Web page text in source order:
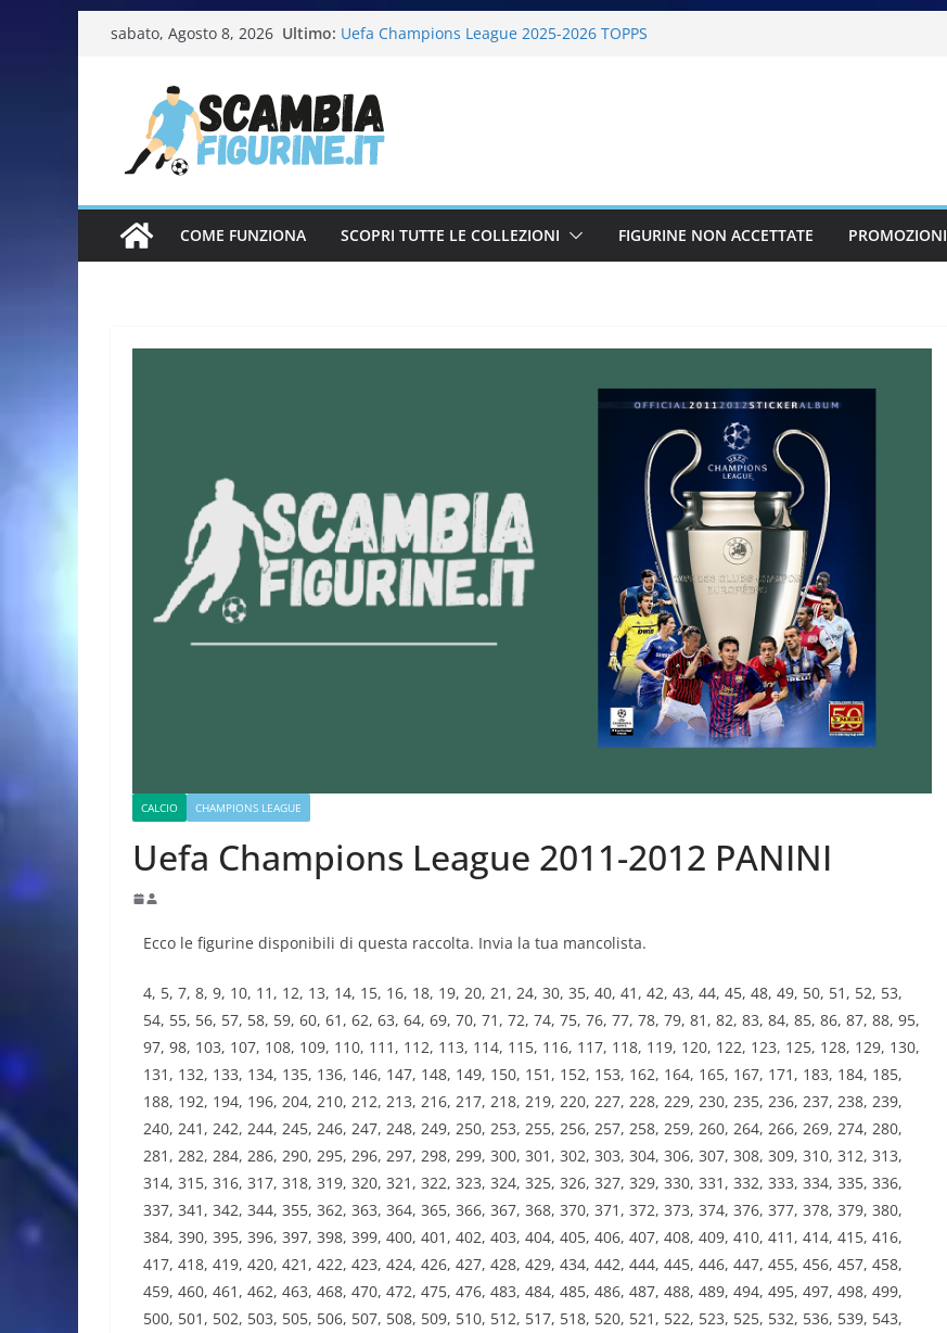
sabato, Agosto 8, 2026 Ultimo: Uefa Champions League 2025-2026 TOPPS
Calciatrici 2025-2026 PANINI
Calciatori Serie B BKT 2025-2026 PANINI
COME FUNZIONA SCOPRI TUTTE LE COLLEZIONI FIGURINE NON ACCETTATE PROMOZIONI
CALCIO CHAMPIONS LEAGUE
Uefa Champions League 2011-2012 PANINI
Ecco le figurine disponibili di questa raccolta. Invia la tua mancolista.
4, 5, 7, 8, 9, 10, 11, 12, 13, 14, 15, 16, 18, 19, 20, 21, 24, 30, 35, 40, 41, 42, 43, 44, 45, 48, 49, 50, 51, 52, 53,
54, 55, 56, 57, 58, 59, 60, 61, 62, 63, 64, 69, 70, 71, 72, 74, 75, 76, 77, 78, 79, 81, 82, 83, 84, 85, 86, 87, 88, 95,
97, 98, 103, 107, 108, 109, 110, 111, 112, 113, 114, 115, 116, 117, 118, 119, 120, 122, 123, 125, 128, 129, 130,
131, 132, 133, 134, 135, 136, 146, 147, 148, 149, 150, 151, 152, 153, 162, 164, 165, 167, 171, 183, 184, 185,
188, 192, 194, 196, 204, 210, 212, 213, 216, 217, 218, 219, 220, 227, 228, 229, 230, 235, 236, 237, 238, 239,
240, 241, 242, 244, 245, 246, 247, 248, 249, 250, 253, 255, 256, 257, 258, 259, 260, 264, 266, 269, 274, 280,
281, 282, 284, 286, 290, 295, 296, 297, 298, 299, 300, 301, 302, 303, 304, 306, 307, 308, 309, 310, 312, 313,
314, 315, 316, 317, 318, 319, 320, 321, 322, 323, 324, 325, 326, 327, 329, 330, 331, 332, 333, 334, 335, 336,
337, 341, 342, 344, 355, 362, 363, 364, 365, 366, 367, 368, 370, 371, 372, 373, 374, 376, 377, 378, 379, 380,
384, 390, 395, 396, 397, 398, 399, 400, 401, 402, 403, 404, 405, 406, 407, 408, 409, 410, 411, 414, 415, 416,
417, 418, 419, 420, 421, 422, 423, 424, 426, 427, 428, 429, 434, 442, 444, 445, 446, 447, 455, 456, 457, 458,
459, 460, 461, 462, 463, 468, 470, 472, 475, 476, 483, 484, 485, 486, 487, 488, 489, 494, 495, 497, 498, 499,
500, 501, 502, 503, 505, 506, 507, 508, 509, 510, 512, 517, 518, 520, 521, 522, 523, 525, 532, 536, 539, 543,